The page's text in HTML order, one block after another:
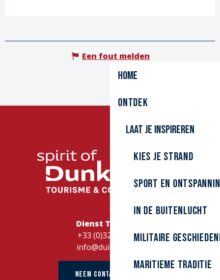
Home
Ontdek
Laat je inspireren
Kies je strand
Sport en
In de buitenlucht
Militaire
Maritieme traditie
Een fout melden
Dienst Toerisme
+33 (0)328262728
info@duinkerke.fr
NEEM CONTACT OP MET